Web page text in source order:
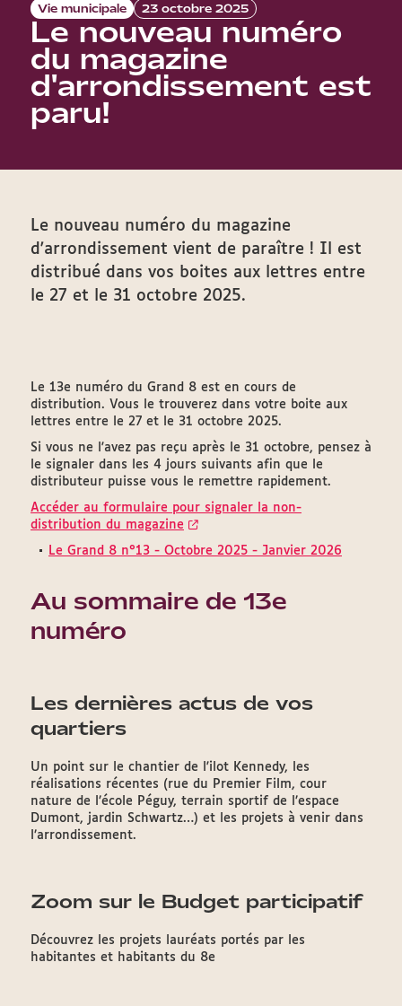
Vie municipale 23 octobre 2025
Le nouveau numéro
du magazine
d'arrondissement est
paru!
Le nouveau numéro du magazine
d'arrondissement vient de paraître ! Il est
distribué dans vos boites aux lettres entre
le 27 et le 31 octobre 2025.
Le 13e numéro du Grand 8 est en cours de
distribution. Vous le trouverez dans votre boite aux
lettres entre le 27 et le 31 octobre 2025.
Si vous ne l'avez pas reçu après le 31 octobre, pensez à
le signaler dans les 4 jours suivants afin que le
distributeur puisse vous le remettre rapidement.
Accéder au formulaire pour signaler la non-
distribution du magazine
Le Grand 8 n°13 - Octobre 2025 - Janvier 2026
Au sommaire de 13e
numéro
Les dernières actus de vos
quartiers
Un point sur le chantier de l'ilot Kennedy, les
réalisations récentes (rue du Premier Film, cour
nature de l’école Péguy, terrain sportif de l’espace
Dumont, jardin Schwartz…) et les projets à venir dans
l’arrondissement.
Zoom sur le Budget participatif
Découvrez les projets lauréats portés par les
habitantes et habitants du 8e